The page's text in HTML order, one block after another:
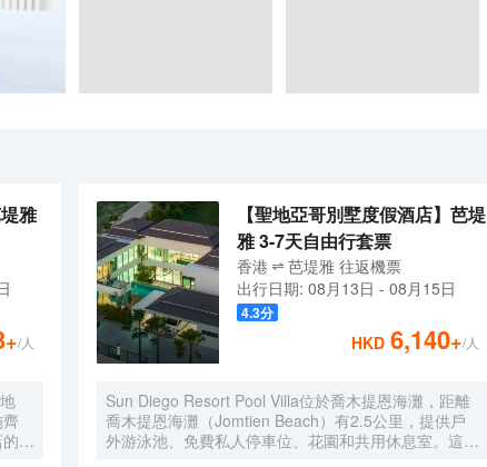
雅
+/人
【聖地亞哥別墅度假酒店】芭堤
雅 3-7天自由行套票
香港 芭堤雅 往返機票
出行日期: 08月13日 - 08月15日
4.3分
HKD 6,140+/人
Sun Diego Resort Pool Villa位於喬木提恩海灘，距離
喬木提恩海灘（Jomtien Beach）有2.5公里，提供戶
外游泳池、免費私人停車位、花園和共用休息室。這家